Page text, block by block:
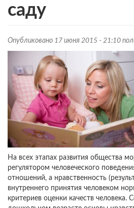
саду
Опубликовано 17 июня 2015 - 21:10
На всех этапах развития общества
регулятором человеческого
отношений, а нравственность
внутреннего принятия человеком
критериев оценки качеств